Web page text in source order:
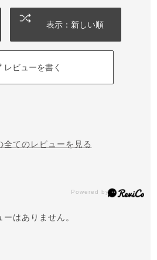
表示：新しい順
レビューを書く
全てのレビューを見る
ーはありません。